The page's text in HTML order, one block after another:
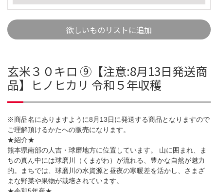
欲しいものリストに追加
玄米３０キロ ⑨【注意:8月13日発送商
品】ヒノヒカリ 令和５年収穫
※商品名にありますように8月13日に発送する商品となりますので
ご理解頂けるかたへの販売になります。
★紹介★
熊本県南部の人吉・球磨地方に位置しています。 山に囲まれ、ま
ちの真ん中には球磨川（くまがわ）が流れる、豊かな自然が魅力
的。まちでは、球磨川の水資源と昼夜の寒暖差を活かし、さまざ
まな野菜や果物が栽培されています。